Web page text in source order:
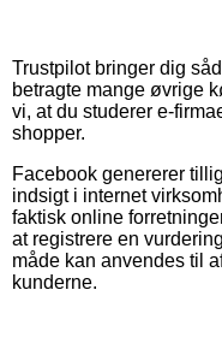
Trustpilot bringer dig
betragte mange øvrige
vi, at du studerer e-
shopper.
Facebook genererer
indsigt i internet
faktisk online
at registrere en
måde kan anvendes til
kunderne.